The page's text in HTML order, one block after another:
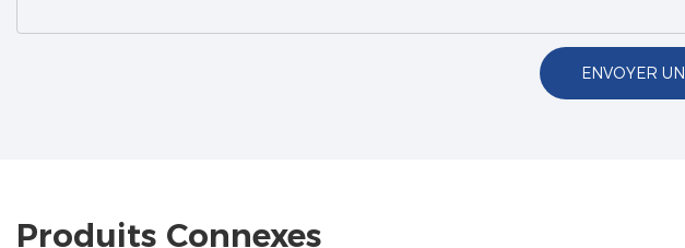
ENVOYER
Produits Connexes